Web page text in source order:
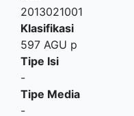
2013021001
Klasifikasi
597 AGU p
Tipe Isi
-
Tipe Media
-